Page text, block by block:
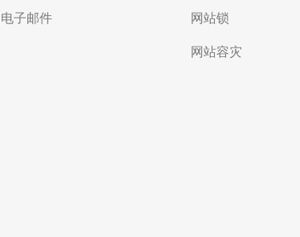
电子邮件 网站锁
网站容灾